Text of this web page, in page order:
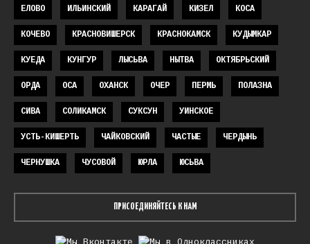
ЕЛОВО ИЛЬИНСКИЙ КАРАГАЙ КИЗЕЛ КОСА
КОЧЕВО КРАСНОВИШЕРСК КРАСНОКАМСК КУДЫМКАР
КУЕДА КУНГУР ЛЫСЬВА НЫТВА ОКТЯБРЬСКИЙ
ОРДА ОСА ОХАНСК ОЧЕР ПЕРМЬ ПОЛАЗНА
СИВА СОЛИКАМСК СУКСУН УИНСКОЕ
УСТЬ-КИШЕРТЬ ЧАЙКОВСКИЙ ЧАСТЫЕ ЧЕРДЫНЬ
ЧЕРНУШКА ЧУСОВОЙ ЮРЛА ЮСЬВА
ПРИСОЕДИНЯЙТЕСЬ К НАМ